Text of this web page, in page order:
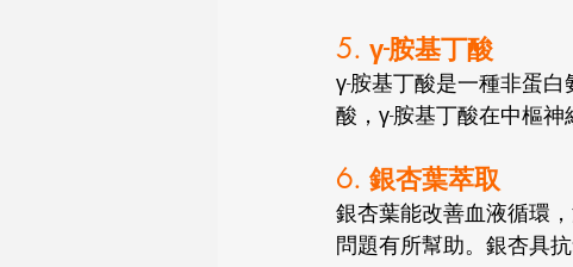
5. γ-胺基丁酸
γ-胺基丁酸是一種非蛋
酸，γ-胺基丁酸在中樞
6. 銀杏葉萃取
銀杏葉能改善血液循環
問題有所幫助。銀杏具